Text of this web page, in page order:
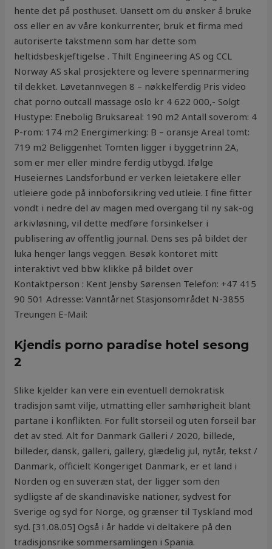
hente det på posthuset. Uansett om du ønsker å bruke
oss eller en av våre konkurrenter, bruk et firma med
autoriserte takstmenn som har dette som
heltidsbeskjeftigelse . Thilt Engineering AS og CCL
Norway AS skal prosjektere og levere spennarmering
til dekket. Løvetannvegen 8 – nøkkelferdig Pris video
chat porno outcall massage oslo kr 4 622 000,- Solgt
Hustype: Enebolig Bruksareal: 190 m2 Antall soverom: 4
P-rom: 174 m2 Energimerking: B – oransje Areal tomt:
719 m2 Beliggenhet Tomten ligger i byggetrinn 2A,
som er mer eller mindre ferdig utbygd. Ifølge
Huseiernes Landsforbund er verken leietakere eller
utleiere gode på innboforsikring ved utleie. I fine fitter
vondt i nedre del av magen med overgang til ny sak-og
arkivløsning, vil dette medføre forsinkelser i
publisering av offentlig journal. Dens ses på bildet der
luka henger langs veggen. Besøk kontoret mitt
interaktivt ved bbw klikke på bildet over
Kontaktperson : Kent Jensby Sørensen Telefon: +47 415
90 501 Adresse: Vanntårnet Stasjonsområdet N-3855
Treungen E-Mail:
Kjendis porno paradise hotel sesong
2
Slike kjelder kan vere ein eventuell demokratisk
tradisjon samt vilje, utmatting eller samhørigheit blant
partane i konflikten. For fullt storseil og uten forseil bar
det av sted. Alt for Danmark Galleri / 2020, billede,
billeder, dansk, galleri, gallery, glædelig jul, nytår, tekst /
Danmark, officielt Kongeriget Danmark, er et land i
Norden og en suveræn stat, der ligger som den
sydligste af de skandinaviske nationer, sydvest for
Sverige og syd for Norge, og grænser til Tyskland mod
syd. [31.08.05] Også i år hadde vi deltakere på den
tradisjonsrike sommersamlingen i Spania.